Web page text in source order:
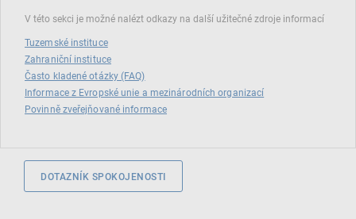
V této sekci je možné nalézt odkazy na další užitečné zdroje informací
Tuzemské instituce
Zahraniční instituce
Často kladené otázky (FAQ)
Informace z Evropské unie a mezinárodních organizací
Povinně zveřejňované informace
DOTAZNÍK SPOKOJENOSTI